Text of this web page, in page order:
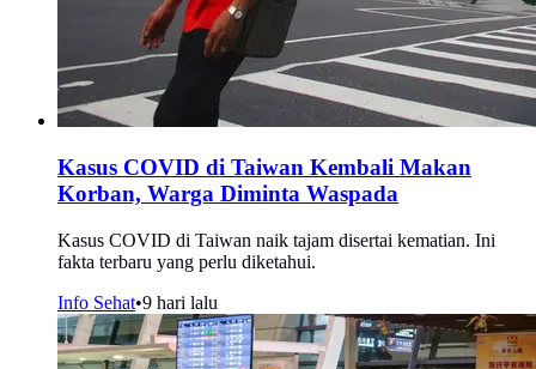
Kasus COVID di Taiwan Kembali Makan
Korban, Warga Diminta Waspada
Kasus COVID di Taiwan naik tajam disertai kematian. Ini
fakta terbaru yang perlu diketahui.
Info Sehat•9 hari lalu